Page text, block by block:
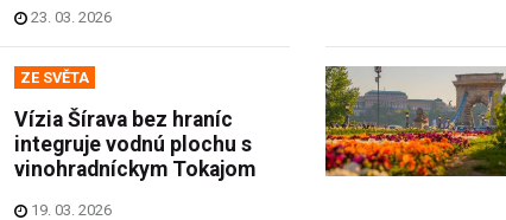
23. 03. 2026
ZE SVĚTA
Vízia Šírava bez hraníc
integruje vodnú plochu s
vinohradníckym Tokajom
19. 03. 2026